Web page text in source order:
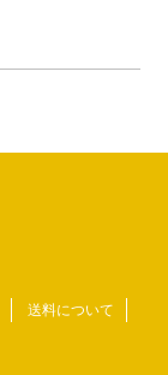
送料について